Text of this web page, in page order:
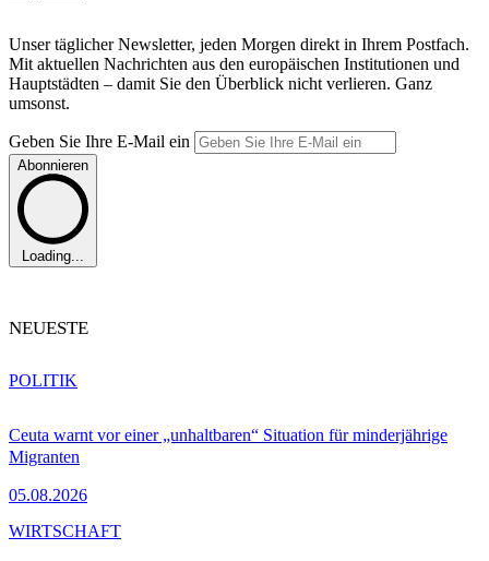
Unser täglicher Newsletter, jeden Morgen direkt in Ihrem Postfach.
Mit aktuellen Nachrichten aus den europäischen Institutionen und
Hauptstädten – damit Sie den Überblick nicht verlieren. Ganz
umsonst.
Geben Sie Ihre E-Mail ein
Abonnieren
Loading...
NEUESTE
Ceuta warnt vor einer „unhaltbaren“ Situation für minderjährige
Migranten
05.08.2026
POLITIK
WIRTSCHAFT